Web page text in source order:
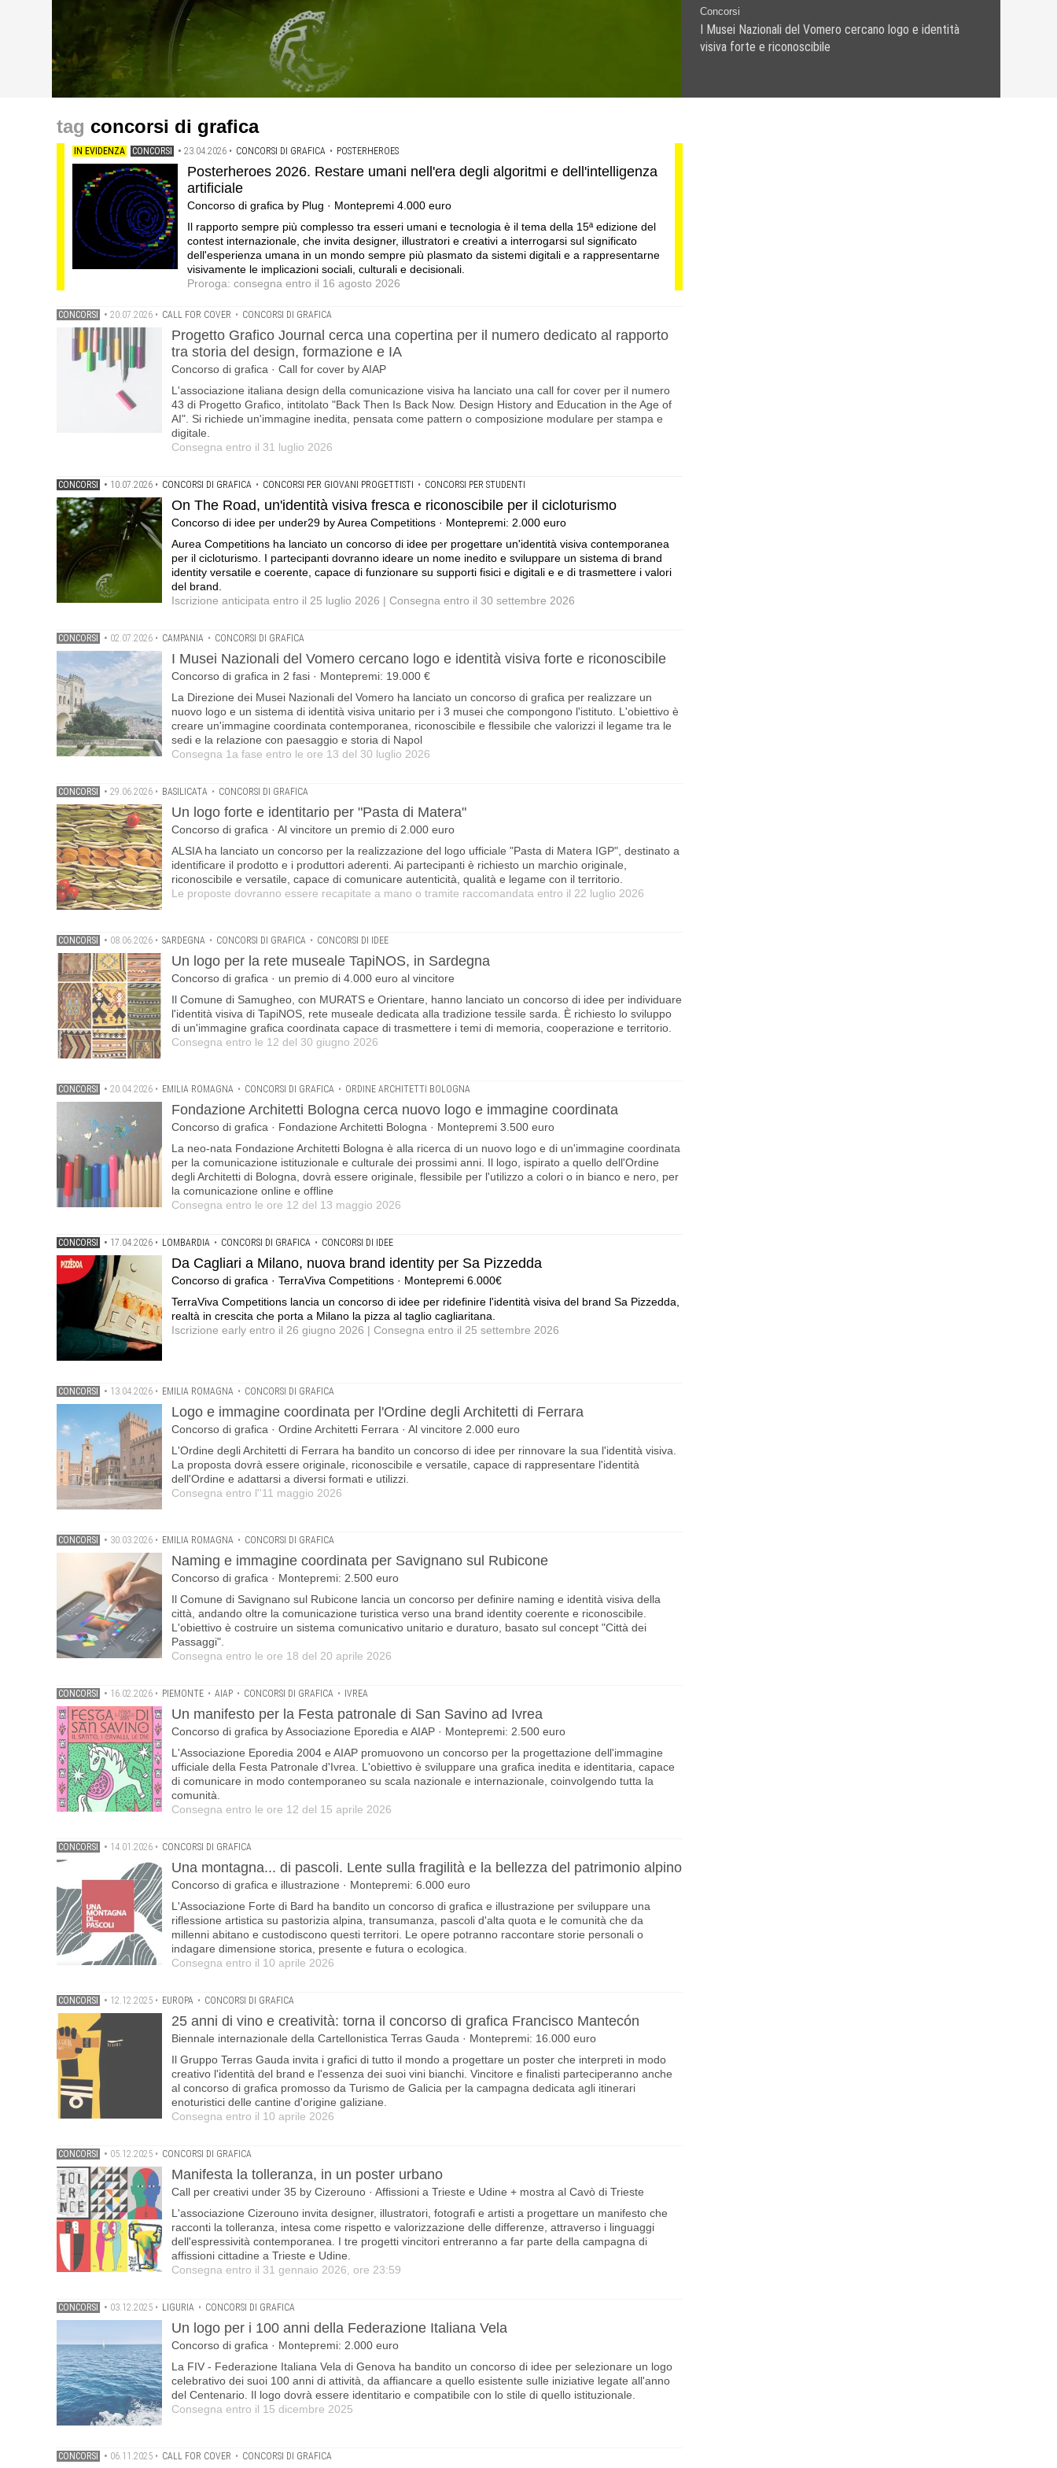
e IA .Concorso di grafica · Call for cover by AIAP
Competitions · Montepremi: 2.000 euro
Montepremi: 19.000 €
Concorsi
I Musei Nazionali del Vomero cercano logo e identità
visiva forte e riconoscibile
concorsi di grafica
IN EVIDENZA CONCORSI • 23.04.2026 • CONCORSI DI GRAFICA • POSTERHEROES
Posterheroes 2026. Restare umani nell'era degli algoritmi e dell'intelligenza
artificiale
Concorso di grafica by Plug · Montepremi 4.000 euro
Il rapporto sempre più complesso tra esseri umani e tecnologia è il tema della 15ª edizione del
contest internazionale, che invita designer, illustratori e creativi a interrogarsi sul significato
dell'esperienza umana in un mondo sempre più plasmato da sistemi digitali e a rappresentarne
visivamente le implicazioni sociali, culturali e decisionali.
Proroga: consegna entro il 16 agosto 2026
CONCORSI • 20.07.2026 • CALL FOR COVER • CONCORSI DI GRAFICA
Progetto Grafico Journal cerca una copertina per il numero dedicato al rapporto
tra storia del design, formazione e IA
Concorso di grafica · Call for cover by AIAP
L'associazione italiana design della comunicazione visiva ha lanciato una call for cover per il numero
43 di Progetto Grafico, intitolato "Back Then Is Back Now. Design History and Education in the Age of
AI". Si richiede un'immagine inedita, pensata come pattern o composizione modulare per stampa e
digitale.
Consegna entro il 31 luglio 2026
CONCORSI • 10.07.2026 • CONCORSI DI GRAFICA • CONCORSI PER GIOVANI PROGETTISTI • CONCORSI PER STUDENTI
On The Road, un'identità visiva fresca e riconoscibile per il cicloturismo
Concorso di idee per under29 by Aurea Competitions · Montepremi: 2.000 euro
Aurea Competitions ha lanciato un concorso di idee per progettare un'identità visiva contemporanea
per il cicloturismo. I partecipanti dovranno ideare un nome inedito e sviluppare un sistema di brand
identity versatile e coerente, capace di funzionare su supporti fisici e digitali e e di trasmettere i valori
del brand.
Iscrizione anticipata entro il 25 luglio 2026 | Consegna entro il 30 settembre 2026
CONCORSI • 02.07.2026 • CAMPANIA • CONCORSI DI GRAFICA
I Musei Nazionali del Vomero cercano logo e identità visiva forte e riconoscibile
Concorso di grafica in 2 fasi · Montepremi: 19.000 €
La Direzione dei Musei Nazionali del Vomero ha lanciato un concorso di grafica per realizzare un
nuovo logo e un sistema di identità visiva unitario per i 3 musei che compongono l'istituto. L'obiettivo è
creare un'immagine coordinata contemporanea, riconoscibile e flessibile che valorizzi il legame tra le
sedi e la relazione con paesaggio e storia di Napol
Consegna 1a fase entro le ore 13 del 30 luglio 2026
CONCORSI • 29.06.2026 • BASILICATA • CONCORSI DI GRAFICA
Un logo forte e identitario per "Pasta di Matera"
Concorso di grafica · Al vincitore un premio di 2.000 euro
ALSIA ha lanciato un concorso per la realizzazione del logo ufficiale "Pasta di Matera IGP", destinato a
identificare il prodotto e i produttori aderenti. Ai partecipanti è richiesto un marchio originale,
riconoscibile e versatile, capace di comunicare autenticità, qualità e legame con il territorio.
Le proposte dovranno essere recapitate a mano o tramite raccomandata entro il 22 luglio 2026
CONCORSI • 08.06.2026 • SARDEGNA • CONCORSI DI GRAFICA • CONCORSI DI IDEE
Un logo per la rete museale TapiNOS, in Sardegna
Concorso di grafica · un premio di 4.000 euro al vincitore
Il Comune di Samugheo, con MURATS e Orientare, hanno lanciato un concorso di idee per individuare
l'identità visiva di TapiNOS, rete museale dedicata alla tradizione tessile sarda. È richiesto lo sviluppo
di un'immagine grafica coordinata capace di trasmettere i temi di memoria, cooperazione e territorio.
Consegna entro le 12 del 30 giugno 2026
CONCORSI • 20.04.2026 • EMILIA ROMAGNA • CONCORSI DI GRAFICA • ORDINE ARCHITETTI BOLOGNA
Fondazione Architetti Bologna cerca nuovo logo e immagine coordinata
Concorso di grafica · Fondazione Architetti Bologna · Montepremi 3.500 euro
La neo-nata Fondazione Architetti Bologna è alla ricerca di un nuovo logo e di un'immagine coordinata
per la comunicazione istituzionale e culturale dei prossimi anni. Il logo, ispirato a quello dell'Ordine
degli Architetti di Bologna, dovrà essere originale, flessibile per l'utilizzo a colori o in bianco e nero, per
la comunicazione online e offline
Consegna entro le ore 12 del 13 maggio 2026
CONCORSI • 17.04.2026 • LOMBARDIA • CONCORSI DI GRAFICA • CONCORSI DI IDEE
Da Cagliari a Milano, nuova brand identity per Sa Pizzedda
Concorso di grafica · TerraViva Competitions · Montepremi 6.000€
TerraViva Competitions lancia un concorso di idee per ridefinire l'identità visiva del brand Sa Pizzedda,
realtà in crescita che porta a Milano la pizza al taglio cagliaritana.
Iscrizione early entro il 26 giugno 2026 | Consegna entro il 25 settembre 2026
CONCORSI • 13.04.2026 • EMILIA ROMAGNA • CONCORSI DI GRAFICA
Logo e immagine coordinata per l'Ordine degli Architetti di Ferrara
Concorso di grafica · Ordine Architetti Ferrara · Al vincitore 2.000 euro
L'Ordine degli Architetti di Ferrara ha bandito un concorso di idee per rinnovare la sua l'identità visiva.
La proposta dovrà essere originale, riconoscibile e versatile, capace di rappresentare l'identità
dell'Ordine e adattarsi a diversi formati e utilizzi.
Consegna entro l''11 maggio 2026
CONCORSI • 30.03.2026 • EMILIA ROMAGNA • CONCORSI DI GRAFICA
Naming e immagine coordinata per Savignano sul Rubicone
Concorso di grafica · Montepremi: 2.500 euro
Il Comune di Savignano sul Rubicone lancia un concorso per definire naming e identità visiva della
città, andando oltre la comunicazione turistica verso una brand identity coerente e riconoscibile.
L'obiettivo è costruire un sistema comunicativo unitario e duraturo, basato sul concept "Città dei
Passaggi".
Consegna entro le ore 18 del 20 aprile 2026
CONCORSI • 16.02.2026 • PIEMONTE • AIAP • CONCORSI DI GRAFICA • IVREA
Un manifesto per la Festa patronale di San Savino ad Ivrea
Concorso di grafica by Associazione Eporedia e AIAP · Montepremi: 2.500 euro
L'Associazione Eporedia 2004 e AIAP promuovono un concorso per la progettazione dell'immagine
ufficiale della Festa Patronale d'Ivrea. L'obiettivo è sviluppare una grafica inedita e identitaria, capace
di comunicare in modo contemporaneo su scala nazionale e internazionale, coinvolgendo tutta la
comunità.
Consegna entro le ore 12 del 15 aprile 2026
CONCORSI • 14.01.2026 • CONCORSI DI GRAFICA
Una montagna... di pascoli. Lente sulla fragilità e la bellezza del patrimonio alpino
Concorso di grafica e illustrazione · Montepremi: 6.000 euro
L'Associazione Forte di Bard ha bandito un concorso di grafica e illustrazione per sviluppare una
riflessione artistica su pastorizia alpina, transumanza, pascoli d'alta quota e le comunità che da
millenni abitano e custodiscono questi territori. Le opere potranno raccontare storie personali o
indagare dimensione storica, presente e futura o ecologica.
Consegna entro il 10 aprile 2026
CONCORSI • 12.12.2025 • EUROPA • CONCORSI DI GRAFICA
25 anni di vino e creatività: torna il concorso di grafica Francisco Mantecón
Biennale internazionale della Cartellonistica Terras Gauda · Montepremi: 16.000 euro
Il Gruppo Terras Gauda invita i grafici di tutto il mondo a progettare un poster che interpreti in modo
creativo l'identità del brand e l'essenza dei suoi vini bianchi. Vincitore e finalisti parteciperanno anche
al concorso di grafica promosso da Turismo de Galicia per la campagna dedicata agli itinerari
enoturistici delle cantine d'origine galiziane.
Consegna entro il 10 aprile 2026
CONCORSI • 05.12.2025 • CONCORSI DI GRAFICA
Manifesta la tolleranza, in un poster urbano
Call per creativi under 35 by Cizerouno · Affissioni a Trieste e Udine + mostra al Cavò di Trieste
L'associazione Cizerouno invita designer, illustratori, fotografi e artisti a progettare un manifesto che
racconti la tolleranza, intesa come rispetto e valorizzazione delle differenze, attraverso i linguaggi
dell'espressività contemporanea. I tre progetti vincitori entreranno a far parte della campagna di
affissioni cittadine a Trieste e Udine.
Consegna entro il 31 gennaio 2026, ore 23:59
CONCORSI • 03.12.2025 • LIGURIA • CONCORSI DI GRAFICA
Un logo per i 100 anni della Federazione Italiana Vela
Concorso di grafica · Montepremi: 2.000 euro
La FIV - Federazione Italiana Vela di Genova ha bandito un concorso di idee per selezionare un logo
celebrativo dei suoi 100 anni di attività, da affiancare a quello esistente sulle iniziative legate all'anno
del Centenario. Il logo dovrà essere identitario e compatibile con lo stile di quello istituzionale.
Consegna entro il 15 dicembre 2025
CONCORSI • 06.11.2025 • CALL FOR COVER • CONCORSI DI GRAFICA